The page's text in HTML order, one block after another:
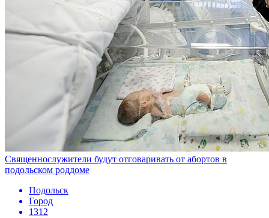
Священнослужители будут отговаривать от абортов в
подольском роддоме
Подольск
Город
1312